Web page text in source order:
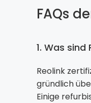
FAQs
1. Was
Reolink
gründlich
Einige